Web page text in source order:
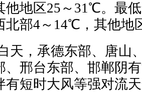
他地区25～31℃。最
北部4～14℃，其他地
，承德东部、唐山
、邢台东部、邯郸阴
有短时大风等强对流